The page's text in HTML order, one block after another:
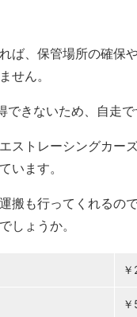
ば、保管場所の確保
せん。
きないため、自走
ストレーシングカー
います。
搬も行ってくれるの
しょうか。